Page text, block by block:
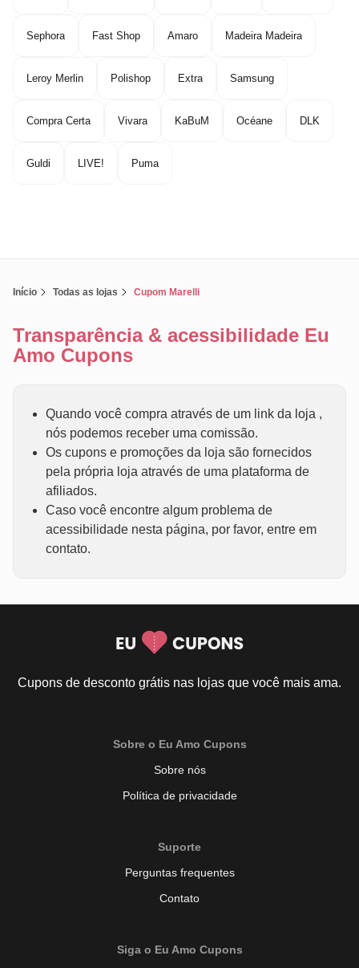
Sephora Fast Shop Amaro Madeira Madeira
Leroy Merlin Polishop Extra Samsung
Compra Certa Vivara KaBuM Océane DLK
Guldi LIVE! Puma
Início Todas as lojas Cupom Marelli
Transparência & acessibilidade Eu
Amo Cupons
Quando você compra através de um link da loja ,
nós podemos receber uma comissão.
Os cupons e promoções da loja são fornecidos
pela própria loja através de uma plataforma de
afiliados.
Caso você encontre algum problema de
acessibilidade nesta página, por favor, entre em
contato.
Cupons de desconto grátis nas lojas que você mais ama.
Sobre o Eu Amo Cupons
Sobre nós
Política de privacidade
Suporte
Perguntas frequentes
Contato
Siga o Eu Amo Cupons